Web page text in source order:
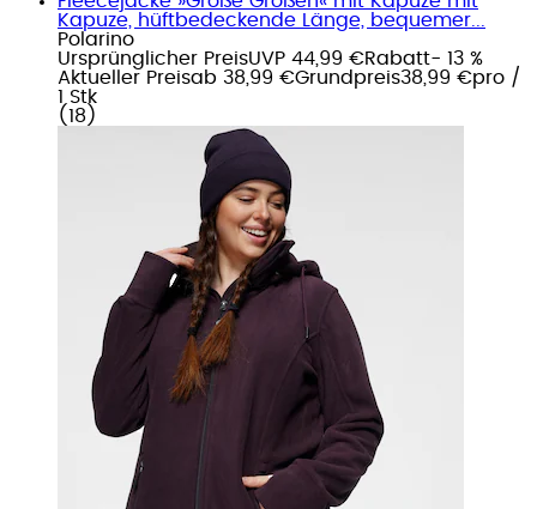
Kapuze, hüftbedeckende Länge, bequemer...
Polarino
Ursprünglicher PreisUVP 44,99 €Rabatt- 13 %
Aktueller Preisab 38,99 €Grundpreis38,99 €pro /
1 Stk
( 18 )